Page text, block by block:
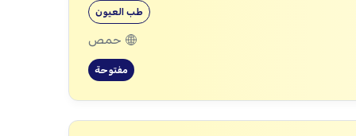
طب العيون
حمص
مفتوحة